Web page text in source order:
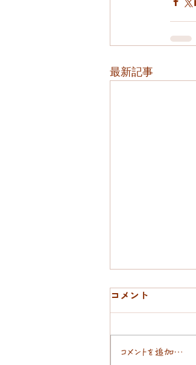
最新記事
ばってんおんぶ
コメント
コメントを追加…